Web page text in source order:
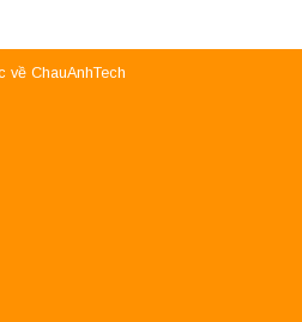
về ChauAnhTech